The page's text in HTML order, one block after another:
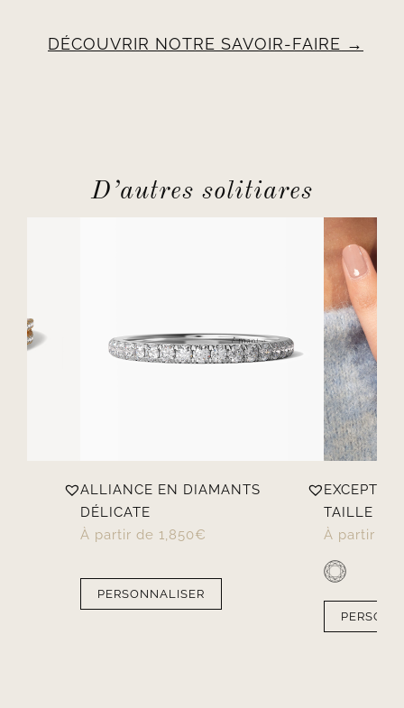
DÉCOUVRIR NOTRE SAVOIR-FAIRE
D’autres solitiares
ALLIANCE EN DIAMANTS
DÉLICATE
À partir de 1,850€
PERSONNALISER
TAILLE
À partir de